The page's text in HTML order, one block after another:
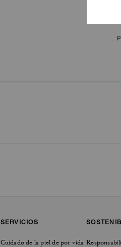
SERVICIOS
Cuidado de la piel de por vida